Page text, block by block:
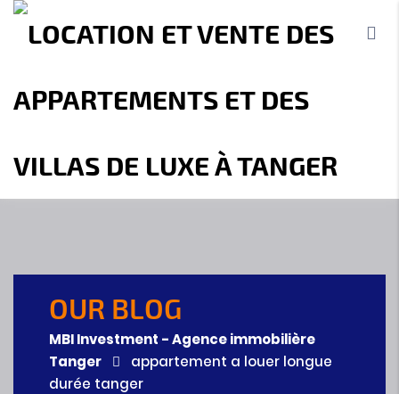
Terrains Location de Vacances
OUR BLOG
MBI Investment - Agence immobilière
Tanger
appartement a louer longue
durée tanger